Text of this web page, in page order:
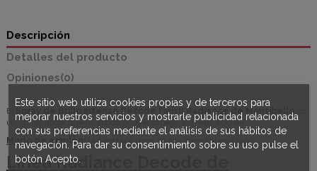
Descripción
Detalles del producto
Opiniones(0)
El Spray de Brillo intenso Decode Finish Radiance de Montibello
un abrillantador que no aporta peso al cabello. Formato 200 ml.
Modo de empleo:
pulverizar a unos 30 cm sobre cabello seco.
Línea Radiance Decode de
Este sitio web utiliza cookies propias y de terceros para
mejorar nuestros servicios y mostrarle publicidad relacionada
con sus preferencias mediante el análisis de sus hábitos de
navegación. Para dar su consentimiento sobre su uso pulse el
botón Acepto.